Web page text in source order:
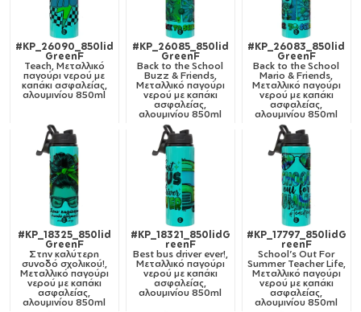
#KP_26090_850lid
GreenF
Teach, Μεταλλικό
παγούρι νερού με
καπάκι ασφαλείας,
αλουμινίου 850ml
#KP_26085_850lid
GreenF
Back to the School
Buzz & Friends,
Μεταλλικό παγούρι
νερού με καπάκι
ασφαλείας,
αλουμινίου 850ml
#KP_26083_850lid
GreenF
Back to the School
Mario & Friends,
Μεταλλικό παγούρι
νερού με καπάκι
ασφαλείας,
αλουμινίου 850ml
#KP_18325_850lid
GreenF
Στην καλύτερη
συνοδό σχολικού!,
Μεταλλικό παγούρι
νερού με καπάκι
ασφαλείας,
αλουμινίου 850ml
#KP_18321_850lidG
reenF
Best bus driver ever!,
Μεταλλικό παγούρι
νερού με καπάκι
ασφαλείας,
αλουμινίου 850ml
#KP_17797_850lidG
reenF
School's Out For
Summer Teacher Life,
Μεταλλικό παγούρι
νερού με καπάκι
ασφαλείας,
αλουμινίου 850ml